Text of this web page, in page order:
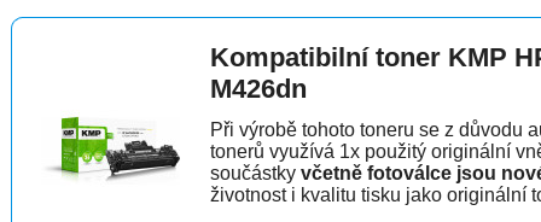
Kompatibilní toner KMP
M426dn
Při výrobě tohoto toneru se z důvodu
tonerů využívá 1x použitý originální
součástky včetně fotoválce jsou
životnost i kvalitu tisku jako originální